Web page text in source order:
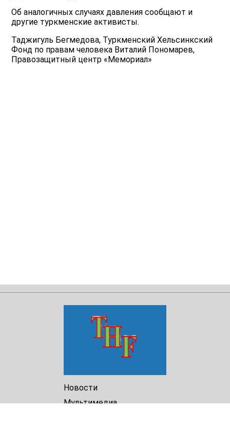
Об аналогичных случаях давления сообщают и
другие туркменские активисты.
Таджигуль Бегмедова, Туркменский Хельсинкский
Фонд по правам человека Виталий Пономарев,
Правозащитный центр «Мемориал»
Новости
Мультимедиа